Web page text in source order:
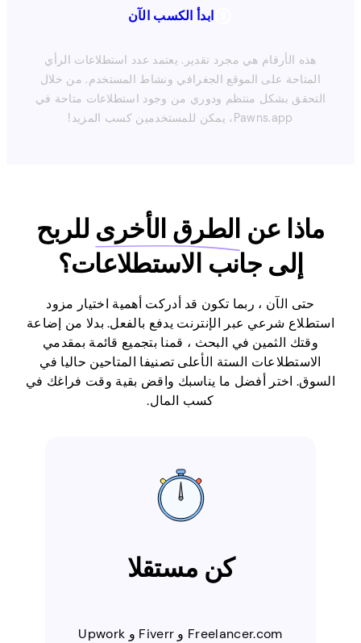
ابدأ الكسب الآن
هذه الأرقام هي مجرد تقدير. يعتمد عدد استطلاعات الرأي
المتاحة على الموقع الجغرافي ونشاط المستخدم. من خلال
التحقق بشكل منتظم ودوري من وجود استطلاعات متاحة في
Pawns.app، يمكن للمستخدمين كسب المزيد!
ماذا عن الطرق الأخرىللربح
إلى جانب الاستطلاعات؟
حتى الآن ، ربما تكون قد أدركت أهمية اختيار مزود
استطلاع شرعي عبر الإنترنت يدفع بالفعل. بدلا من إضاعة
وقتك الثمين في البحث ، قمنا بتجميع قائمة بمقدمي
الاستطلاعات الستة الأعلى تصنيفا المتاحين حاليا في
السوق. اختر أفضل ما يناسبك واقض بقية وقت فراغك في
كسب المال.
كن مستقلا
Freelancer.com و Fiverr و Upwork